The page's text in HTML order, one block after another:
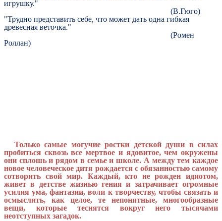
игрушку."
(В.Гюго)
"Трудно представить себе, что может дать одна гибкая
древесная веточка."
(Ромен
Роллан)
Только самые могучие ростки детской души в силах
пробиться сквозь все мертвое и ядовитое, чем окружены
они сплошь и рядом в семье и школе. А между тем каждое
новое человеческое дитя рождается с обязанностью самому
сотворить свой мир. Каждый, кто не рожден идиотом,
живет в детстве жизнью гения и затрачивает огромные
усилия ума, фантазии, воли к творчеству, чтобы связать и
осмыслить, как целое, те непонятные, многообразные
вещи, которые теснятся вокруг него тысячами
неотступных загадок.